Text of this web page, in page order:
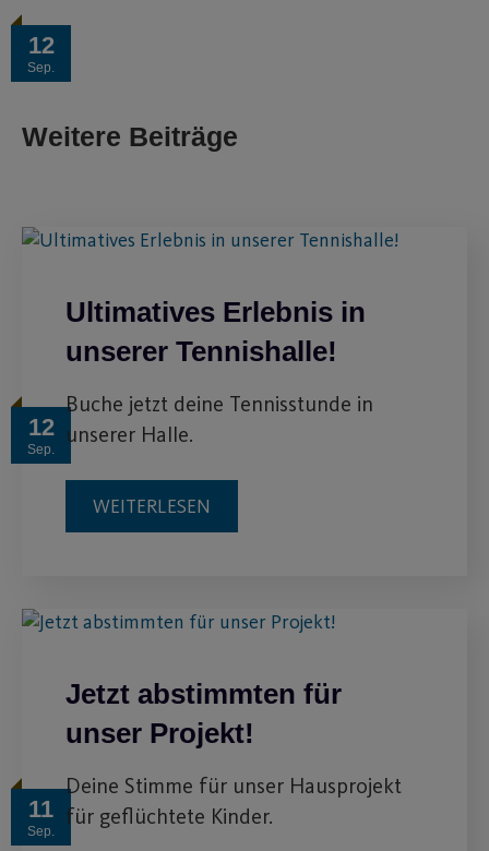
Weitere Beiträge
12
Sep.
Ultimatives Erlebnis in
unserer Tennishalle!
Buche jetzt deine Tennisstunde in
unserer Halle.
WEITERLESEN
12
Sep.
Jetzt abstimmten für
unser Projekt!
Deine Stimme für unser Hausprojekt
für geflüchtete Kinder.
11
Sep.